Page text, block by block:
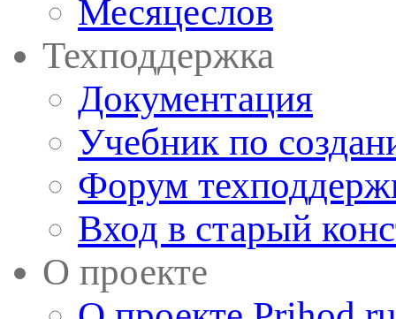
Месяцеслов
Техподдержка
Документация
Учебник по
Форум
Вход в старый
О проекте